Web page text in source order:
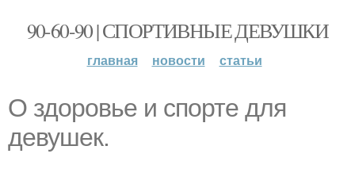
90-60-90 | СПОРТИВНЫЕ ДЕВУШКИ
главная новости статьи
О здоровье и спорте для
девушек.